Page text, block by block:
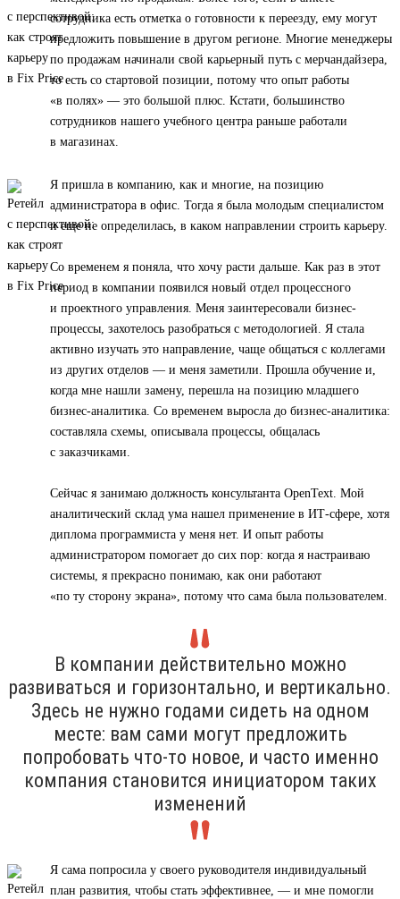
сотрудника есть отметка о готовности к переезду, ему могут
предложить повышение в другом регионе. Многие менеджеры
по продажам начинали свой карьерный путь с мерчандайзера,
то есть со стартовой позиции, потому что опыт работы
«в полях» — это большой плюс. Кстати, большинство
сотрудников нашего учебного центра раньше работали
в магазинах.
Я пришла в компанию, как и многие, на позицию
администратора в офис. Тогда я была молодым специалистом
и еще не определилась, в каком направлении строить карьеру.
Со временем я поняла, что хочу расти дальше. Как раз в этот
период в компании появился новый отдел процессного
и проектного управления. Меня заинтересовали бизнес-
процессы, захотелось разобраться с методологией. Я стала
активно изучать это направление, чаще общаться с коллегами
из других отделов — и меня заметили. Прошла обучение и,
когда мне нашли замену, перешла на позицию младшего
бизнес-аналитика. Со временем выросла до бизнес-аналитика:
составляла схемы, описывала процессы, общалась
с заказчиками.
Сейчас я занимаю должность консультанта OpenText. Мой
аналитический склад ума нашел применение в ИТ-сфере, хотя
диплома программиста у меня нет. И опыт работы
администратором помогает до сих пор: когда я настраиваю
системы, я прекрасно понимаю, как они работают
«по ту сторону экрана», потому что сама была пользователем.
В компании действительно можно
развиваться и горизонтально, и вертикально.
Здесь не нужно годами сидеть на одном
месте: вам сами могут предложить
попробовать что-то новое, и часто именно
компания становится инициатором таких
изменений
Я сама попросила у своего руководителя индивидуальный
план развития, чтобы стать эффективнее, — и мне помогли